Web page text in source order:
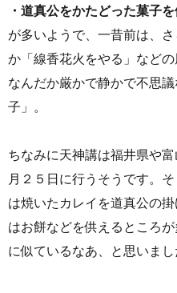
・道真公をかたどった菓子
が多いようで、一昔前は、
か「線香花火をやる」などの
なんだか厳かで静かで不思
子」。
ちなみに天神講は福井県や
月２５日に行うそうです。
は焼いたカレイを道真公の
はお餅などを供えるところ
に似ているなあ、と思いまし